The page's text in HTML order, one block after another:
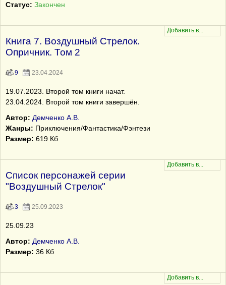
Статус: Закончен
Книга 7. Воздушный Стрелок.
Опричник. Том 2
9 23.04.2024
19.07.2023. Второй том книги начат.
23.04.2024. Второй том книги завершён.
Автор: Демченко А.В.
Жанры: Приключения/Фантастика/Фэнтези
Размер: 619 Кб
Список персонажей серии
"Воздушный Стрелок"
3 25.09.2023
25.09.23
Автор: Демченко А.В.
Размер: 36 Кб